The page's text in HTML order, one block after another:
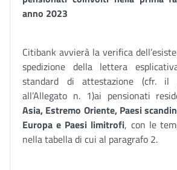
anno 2023
Citibank avvierà la verifica
spedizione della lettera
standard di attestazione (cfr. il
all’Allegato n. 1)ai pensionati
Asia, Estremo Oriente, Paesi
Europa e Paesi limitrofi, con le
nella tabella di cui al paragrafo 2.